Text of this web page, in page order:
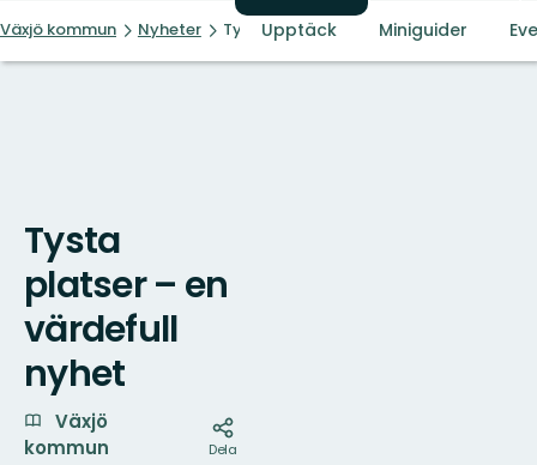
Växjö kommun Nyheter Tysta platser – en värdefull nyhet
Upptäck Miniguider
Tysta
platser – en
värdefull
nyhet
Växjö
kommun
Dela